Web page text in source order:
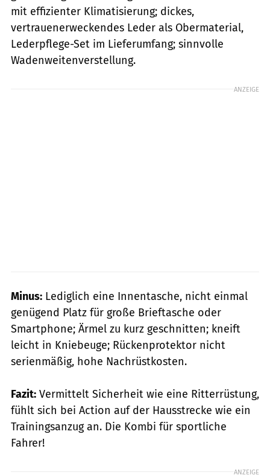
mit effizienter Klimatisierung; dickes,
vertrauenerweckendes Leder als Obermaterial,
Lederpflege-Set im Lieferumfang; sinnvolle
Wadenweitenverstellung.
ANZEIGE
Minus: Lediglich eine Innentasche, nicht einmal
genügend Platz für große Brieftasche oder
Smartphone; Ärmel zu kurz geschnitten; kneift
leicht in Kniebeuge; Rückenprotektor nicht
serienmäßig, hohe Nachrüstkosten.
Fazit: Vermittelt Sicherheit wie eine Ritterrüstung,
fühlt sich bei Action auf der Hausstrecke wie ein
Trainingsanzug an. Die Kombi für sportliche
Fahrer!
ANZEIGE